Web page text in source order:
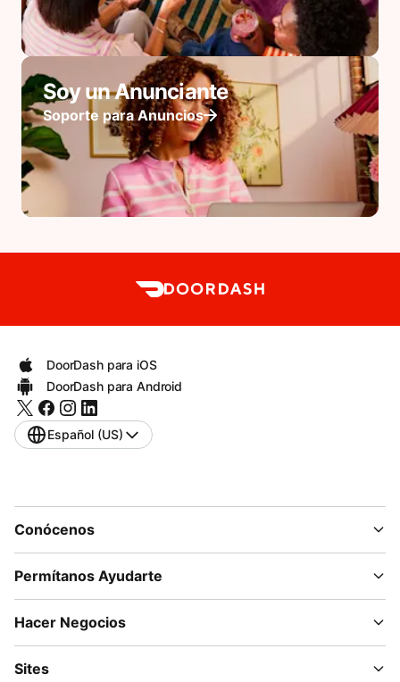
Soy un Anunciante
Soporte para Anuncios
DoorDash para iOS
DoorDash para Android
Español (US)
Conócenos
Permítanos Ayudarte
Hacer Negocios
Sites